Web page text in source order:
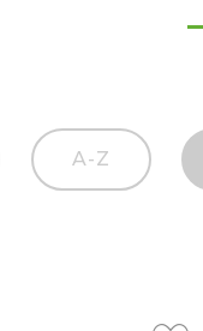
A-Z